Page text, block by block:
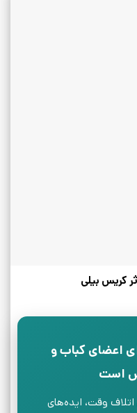
کریس بیلی
اعضای کباب و
است
وقت، ایده‌های